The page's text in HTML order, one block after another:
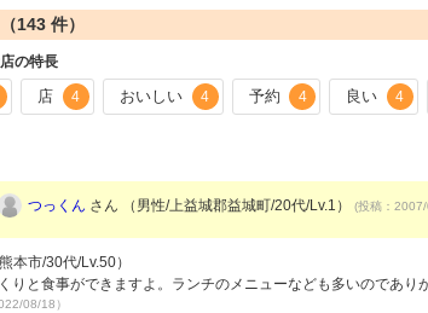
143 件）
の特長
店 4 おいしい 4 予約 4 良い 4
つっくん さん （男性/上益城郡益城町/20代/Lv.1） (投稿：
本市/30代/Lv.50）
りと食事ができますよ。ランチのメニューなども多いのであり
08/18）